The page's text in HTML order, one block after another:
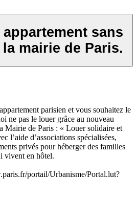
sans
mairie de Paris.
parisien et vous souhaitez le
ne pas le louer grâce au nouveau
Mairie de Paris : « Louer solidaire et
l’aide d’associations spécialisées,
privés pour héberger des familles
vivent en hôtel.
portail/Urbanisme/Portal.lut?